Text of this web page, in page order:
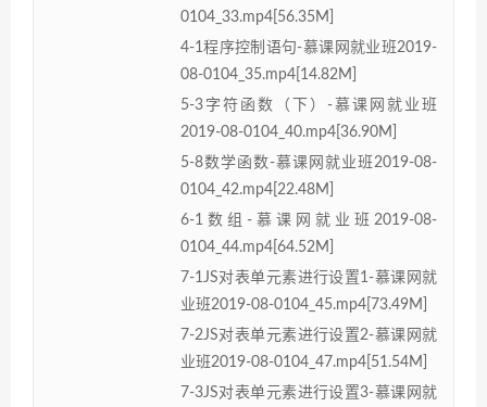
0104_33.mp4[56.35M]
4-1程序控制语句-慕课网就业班2019-
08-0104_35.mp4[14.82M]
5-3字符函数（下）-慕课网就业班
2019-08-0104_40.mp4[36.90M]
5-8数学函数-慕课网就业班2019-08-
0104_42.mp4[22.48M]
6-1数组-慕课网就业班2019-08-
0104_44.mp4[64.52M]
7-1JS对表单元素进行设置1-慕课网就
业班2019-08-0104_45.mp4[73.49M]
7-2JS对表单元素进行设置2-慕课网就
业班2019-08-0104_47.mp4[51.54M]
7-3JS对表单元素进行设置3-慕课网就